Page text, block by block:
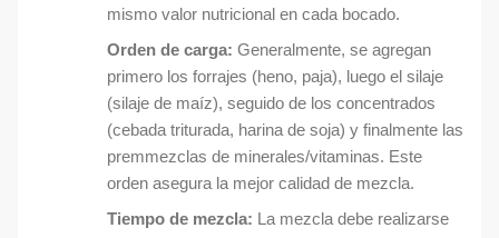
mismo valor nutricional en cada bocado.
Orden de carga: Generalmente, se agregan
primero los forrajes (heno, paja), luego el silaje
(silaje de maíz), seguido de los concentrados
(cebada triturada, harina de soja) y finalmente las
premmezclas de minerales/vitaminas. Este
orden asegura la mejor calidad de mezcla.
Tiempo de mezcla: La mezcla debe realizarse